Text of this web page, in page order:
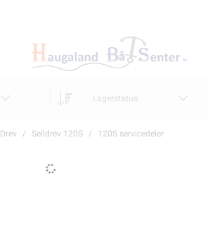
Lagerstatus
Drev Seildrev 120S 120S servicedeler